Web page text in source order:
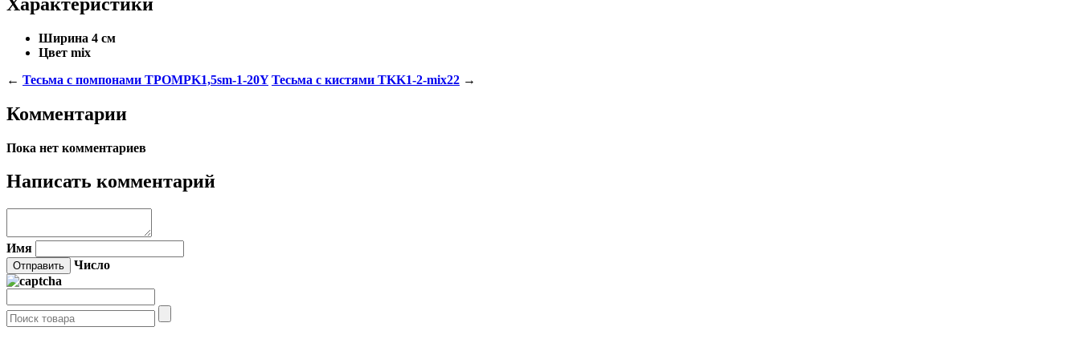
Ширина 4 см
Цвет mix
← Тесьма с помпонами TPOMPK1,5sm-1-20Y Тесьма с кистями TKK1-2-mix22 →
Комментарии
Пока нет комментариев
Написать комментарий
Имя
Число